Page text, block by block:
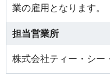
業の雇用となります。
担当営業所
株式会社ティー・シー